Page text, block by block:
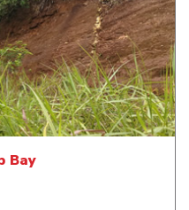
Camp Bay
Bay